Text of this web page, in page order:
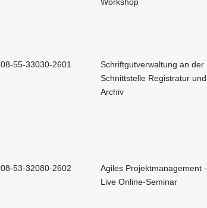
08-55-33030-2601
Schriftgutverwaltung an der
Schnittstelle Registratur und
Archiv
08-53-32080-2602
Agiles Projektmanagement -
Live Online-Seminar